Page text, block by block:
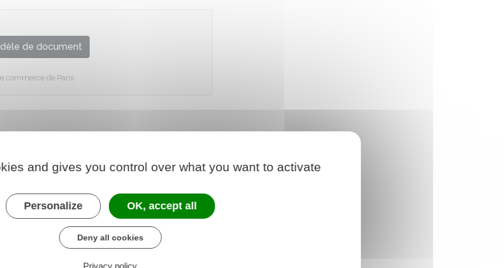
de document
commerce de Paris
and gives you control over what you want to activate
Personalize OK, accept all
Deny all cookies
Privacy policy